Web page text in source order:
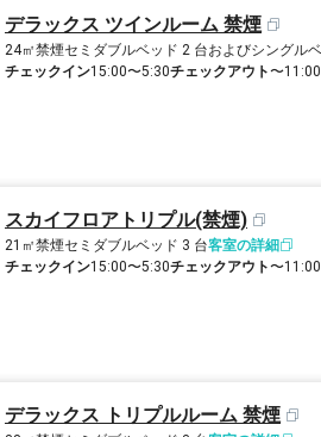
デラックス ツインルーム 禁煙
24㎡禁煙
チェックイン15:00〜5:30チェックアウト〜11:00
スカイフロアトリプル(禁煙)
21㎡禁煙セミダブルベッド 3 台客室の詳細
チェックイン15:00〜5:30チェックアウト〜11:00
デラックス トリプルルーム 禁煙